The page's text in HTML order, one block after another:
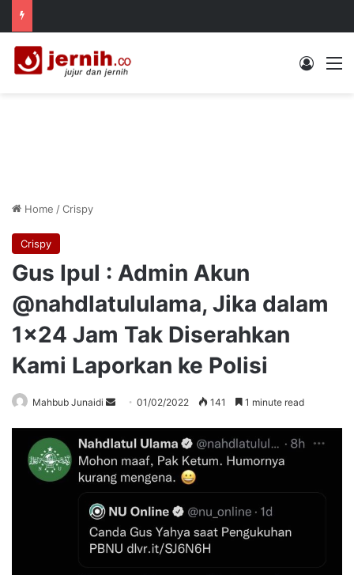
Log In
Home /Crispy
Crispy
Gus Ipul : Admin Akun
@nahdlatululama, Jika dalam
1×24 Jam Tak Diserahkan
Kami Laporkan ke Polisi
Mahbub Junaidi
Send
email
01/02/2022 141 1 minute read